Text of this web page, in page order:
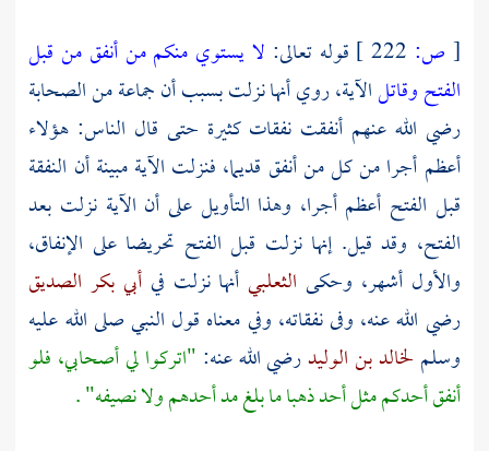
[ ص: قوله تعالى: لا يستوي منكم من أنفق من قبل
الفتح وقاتلالآية، روي أنها نزلت بسبب أن جماعة من الصحابة
رضي الله عنهم أنفقت نفقات كثيرة حتى قال الناس: هؤلاء
أعظم أجرا من كل من أنفق قديما، فنزلت الآية مبينة أن النفقة
قبل الفتح أعظم أجرا، وهذا التأويل على أن الآية نزلت بعد
الفتح، وقد قيل. إنها نزلت قبل الفتح تحريضا على الإنفاق،
والأول أشهر، وحكى الثعلبي أنها نزلت فيأبي بكر الصديق
رضي الله عنه، وفى نفقاته، وفي معناه قول النبي صلى الله عليه
وسلم لخالد بن الوليدرضي الله عنه: "اتركوا لي أصحابي، فلو
أنفق أحدكم مثل أحد ذهبا ما بلغ مد أحدهم ولا نصيفه" .